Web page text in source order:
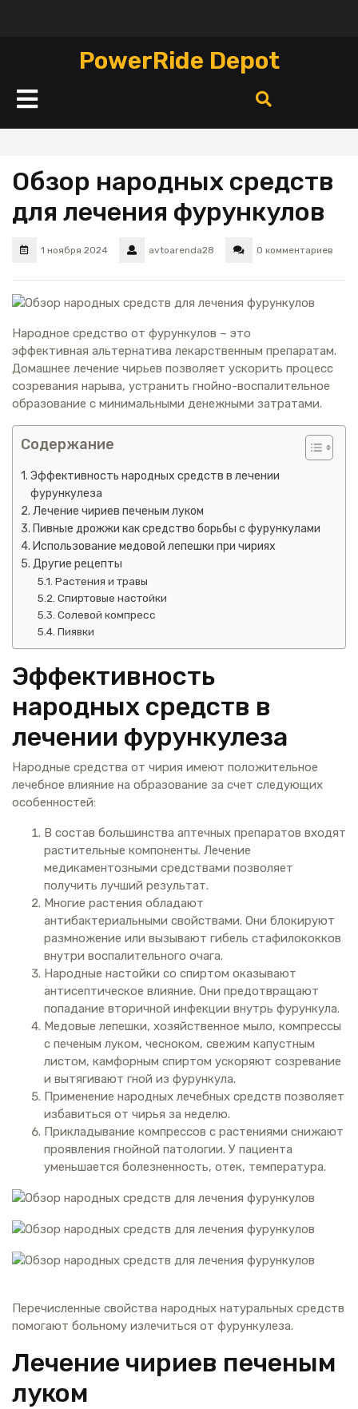
PowerRide Depot
Кнопка
Открыть
Обзор народных средств
для лечения фурункулов
1 ноября 2024 avtoarenda28 0 комментариев
Народное средство от фурункулов – это
эффективная альтернатива лекарственным препаратам.
Домашнее лечение чирьев позволяет ускорить процесс
созревания нарыва, устранить гнойно-воспалительное
образование с минимальными денежными затратами.
Содержание
Эффективность народных средств в лечении
фурункулеза
Лечение чириев печеным луком
Пивные дрожжи как средство борьбы с фурункулами
Использование медовой лепешки при чириях
Другие рецепты
Растения и травы
Спиртовые настойки
Солевой компресс
Пиявки
Эффективность
народных средств в
лечении фурункулеза
Народные средства от чирия имеют положительное
лечебное влияние на образование за счет следующих
особенностей:
В состав большинства аптечных препаратов входят
растительные компоненты. Лечение
медикаментозными средствами позволяет
получить лучший результат.
Многие растения обладают
антибактериальными свойствами. Они блокируют
размножение или вызывают гибель стафилококков
внутри воспалительного очага.
Народные настойки со спиртом оказывают
антисептическое влияние. Они предотвращают
попадание вторичной инфекции внутрь фурункула.
Медовые лепешки, хозяйственное мыло, компрессы
с печеным луком, чесноком, свежим капустным
листом, камфорным спиртом ускоряют созревание
и вытягивают гной из фурункула.
Применение народных лечебных средств позволяет
избавиться от чирья за неделю.
Прикладывание компрессов с растениями снижают
проявления гнойной патологии. У пациента
уменьшается болезненность, отек, температура.
Перечисленные свойства народных натуральных средств
помогают больному излечиться от фурункулеза.
Лечение чириев печеным
луком